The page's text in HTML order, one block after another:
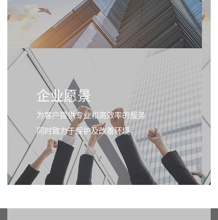
企业愿景
为客户提供专业和高效率的服务
同时致力于保护及改善环境